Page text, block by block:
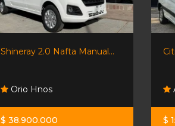
Shineray 2.0 Nafta Manual...
Orio Hnos
$ 38.900.000 $